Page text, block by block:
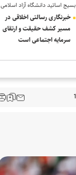
بسیج اساتید دانشگاه آزاد اسلامی
در پیام روز خبرنگار:
خبرنگاری رسالتی اخلاقی در
مسیر کشف حقیقت و ارتقای
سرمایه اجتماعی است